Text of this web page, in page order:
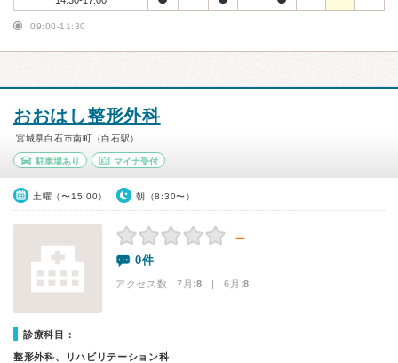
09:00-11:30
おおはし整形外科
宮城県白石市南町（白石駅）
駐車場あり マイナ受付
土曜（〜15:00） 朝（8:30〜）
－
0件
アクセス数 7月:8 | 6月:8
診療科目：
整形外科、リハビリテーション科